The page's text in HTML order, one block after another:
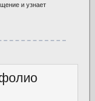
и узнает